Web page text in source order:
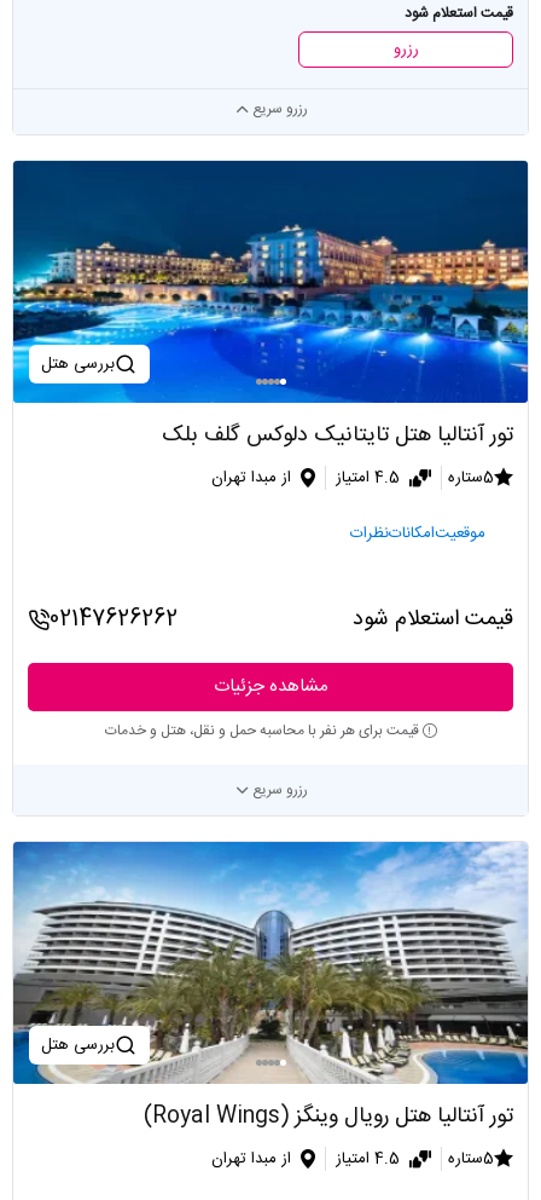
قیمت استعلام شود
رزرو
رزرو سریع
بررسی هتل
تور آنتالیا هتل تایتانیک دلوکس گلف بلک
5ستاره 4.5 امتیاز از مبدا تهران
موقعیتامکاناتنظرات
قیمت استعلام شود 02147626262
مشاهده جزئیات
قیمت برای هر نفر با محاسبه حمل و نقل، هتل و خدمات
رزرو سریع
بررسی هتل
تور آنتالیا هتل رویال وینگز (Royal Wings)
5ستاره 4.5 امتیاز از مبدا تهران